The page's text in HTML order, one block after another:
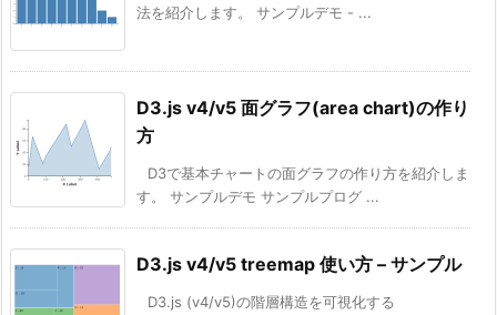
法を紹介します。 サンプルデモ - ...
D3.js v4/v5 面グラフ(area chart)の作り
方
D3で基本チャートの面グラフの作り方を紹介しま
す。 サンプルデモ サンプルプログ ...
D3.js v4/v5 treemap 使い方 – サンプル
D3.js (v4/v5)の階層構造を可視化する